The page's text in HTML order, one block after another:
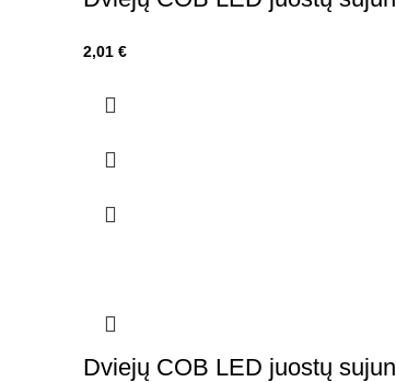
2,01 €
Dviejų COB LED juostų